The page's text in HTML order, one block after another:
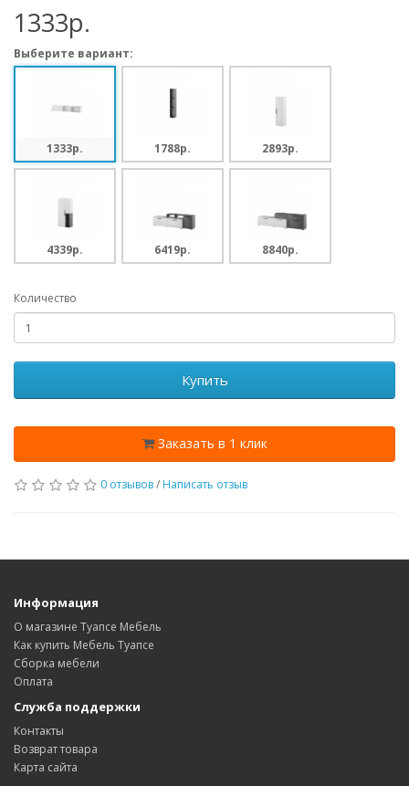
1333p.
Выберите вариант:
1333p. 1788p. 2893p.
4339p. 6419p. 8840p.
Количество
Купить
Заказать в 1 клик
0 отзывов/ Написать отзыв
Информация
О магазине Туапсе Мебель
Как купить Мебель Туапсе
Сборка мебели
Оплата
Служба поддержки
Контакты
Возврат товара
Карта сайта